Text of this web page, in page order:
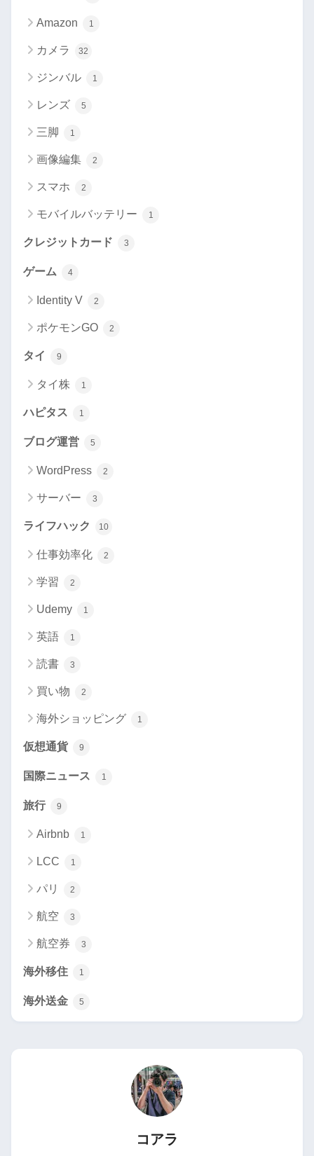
Amazon 1
カメラ 32
ジンバル 1
レンズ 5
三脚 1
画像編集 2
スマホ 2
モバイルバッテリー 1
クレジットカード 3
ゲーム 4
Identity V 2
ポケモンGO 2
タイ 9
タイ株 1
ハピタス 1
ブログ運営 5
WordPress 2
サーバー 3
ライフハック 10
仕事効率化 2
学習 2
Udemy 1
英語 1
読書 3
買い物 2
海外ショッピング 1
仮想通貨 9
国際ニュース 1
旅行 9
Airbnb 1
LCC 1
パリ 2
航空 3
航空券 3
海外移住 1
海外送金 5
コアラ